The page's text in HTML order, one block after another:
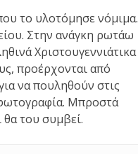
το υλοτόμησε νόμιμα.
Στην ανάγκη ρωτάω
Χριστουγεννιάτικα
προέρχονται από
να πουληθούν στις
φωτογραφία. Μπροστά
θα του συμβεί.